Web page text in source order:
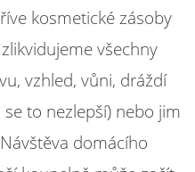
kosmetické zásoby
všechny
vzhled, vůni, dráždí
to nezlepší) nebo jim
domácího